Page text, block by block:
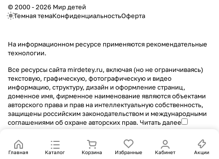
Главная Каталог Корзина Избранные Кабинет Акции
© 2000 - 2026 Мир детей
Темная темаКонфиденциальностьОферта
На информационном ресурсе применяются рекомендательные
технологии.
Все ресурсы сайта mirdetey.ru, включая (но не ограничиваясь)
текстовую, графическую, фотографическую и видео
информацию, структуру, дизайн и оформление страниц,
доменное имя, фирменное наименование являются объектами
авторского права и прав на интеллектуальную собственность,
защищены российским законодательством и международными
соглашениями об охране авторских прав. Читать далее